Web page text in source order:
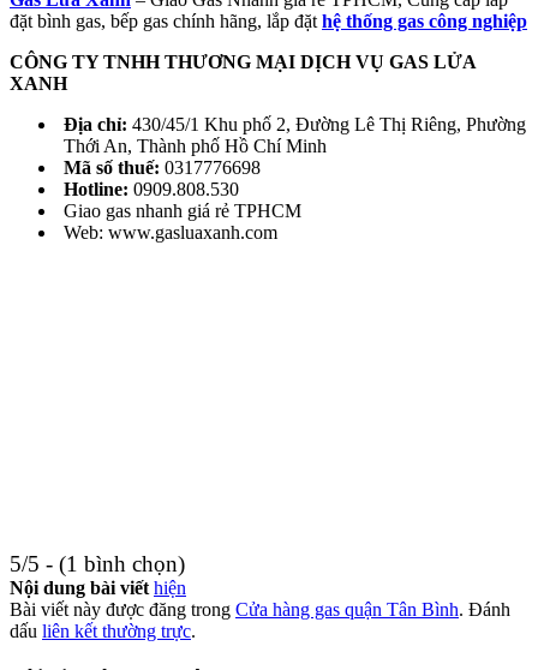
đặt bình gas, bếp gas chính hãng, lắp đặt hệ thống gas công nghiệp
CÔNG TY TNHH THƯƠNG MẠI DỊCH VỤ GAS LỬA
XANH
Địa chỉ: 430/45/1 Khu phố 2, Đường Lê Thị Riêng, Phường
Thới An, Thành phố Hồ Chí Minh
Mã số thuế: 0317776698
Hotline: 0909.808.530
Giao gas nhanh giá rẻ TPHCM
Web: www.gasluaxanh.com
5/5 - (1 bình chọn)
Nội dung bài viết hiện
Bài viết này được đăng trong Cửa hàng gas quận Tân Bình. Đánh
dấu liên kết thường trực.